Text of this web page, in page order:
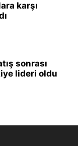
karşı
sonrası
lideri oldu